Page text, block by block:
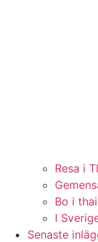
Resa i
Bo i
I
Senaste